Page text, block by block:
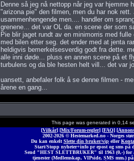
Denne så jeg nå nettopp når jeg var hjemme
"arizona pie" den filmen, men du har nok
usammenhengende men.... handler om
grenene... det var OL da. en scene der som
Pie blir jaget rundt av en minimorris med
med bilen etter seg. det ender med at jenta
heldigvis bemerkelsesverdig godt fra dette.
alle inni døde... pluss en annen scene på et
turbulens og da ble hesten helt vill... det var
uansett, anbefaler folk å se denne filmen -
årene en gang...
This page was generated in 0,14
[Vilkår] [Mix/Forum-regler] [FAQ] [
2002-2026 © Hestemarked.no - Norges
Du kan enkelt Slette din bruker/vip eller
Start/Stopp nyheter+info pr epost og sms på
Send "HEST SLETTBRUKER" til 1963 (0,-) for
tjenester (Medlemskap, VIPside, SMS mm.)